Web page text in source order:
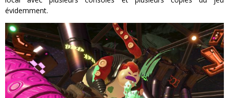
évidemment.